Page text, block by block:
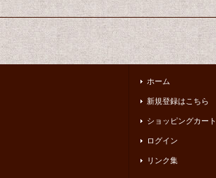
ホーム
新規登録はこちら
ショッピングカート
ログイン
リンク集